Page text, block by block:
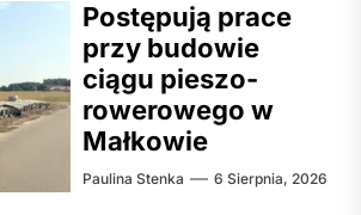
Postępują prace
przy budowie
ciągu pieszo-
rowerowego w
Małkowie
Paulina Stenka 6 Sierpnia, 2026